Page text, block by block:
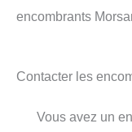
encombrants
Contacter les
Vous avez un